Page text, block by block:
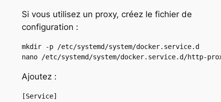
Si vous utilisez un proxy, créez le fichier de
configuration :
mkdir -p /etc/systemd/system/docker.service.d
nano /etc/systemd/system/docker.service.d/http-
Ajoutez :
[Service]